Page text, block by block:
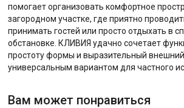
помогает организовать комфортное
загородном участке, где приятно
принимать гостей или просто отдыхать в
обстановке. КЛИВИЯ удачно сочетает
простоту формы и выразительный
универсальным вариантом для частного
Вам может понравиться